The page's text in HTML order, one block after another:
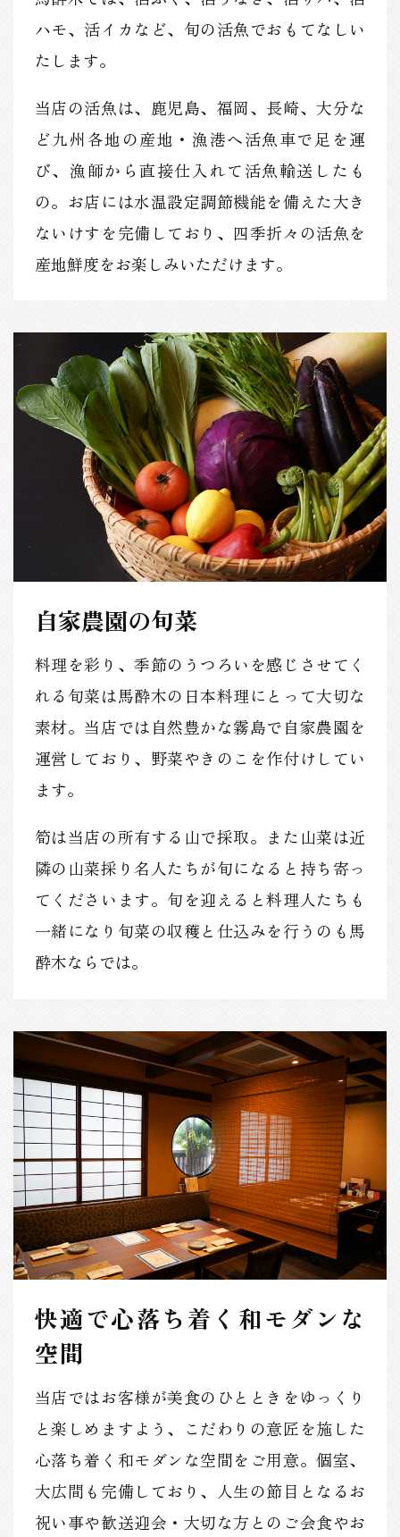
ハモ、活イカなど、旬の活魚でおもてなしい
たします。
当店の活魚は、鹿児島、福岡、長崎、大分な
ど九州各地の産地・漁港へ活魚車で足を運
び、漁師から直接仕入れて活魚輸送したも
の。お店には水温設定調節機能を備えた大き
ないけすを完備しており、四季折々の活魚を
産地鮮度をお楽しみいただけます。
自家農園の旬菜
料理を彩り、季節のうつろいを感じさせてく
れる旬菜は馬酔木の日本料理にとって大切な
素材。当店では自然豊かな霧島で自家農園を
運営しており、野菜やきのこを作付けしてい
ます。
筍は当店の所有する山で採取。また山菜は近
隣の山菜採り名人たちが旬になると持ち寄っ
てくださいます。旬を迎えると料理人たちも
一緒になり旬菜の収穫と仕込みを行うのも馬
酔木ならでは。
快適で心落ち着く和モダンな
空間
当店ではお客様が美食のひとときをゆっくり
と楽しめますよう、こだわりの意匠を施した
心落ち着く和モダンな空間をご用意。個室、
大広間も完備しており、人生の節目となるお
祝い事や歓送迎会・大切な方とのご会食やお